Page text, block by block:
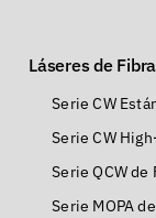
Láseres de Fibra
Serie CW
Serie CW
Serie QCW de
Serie MOPA